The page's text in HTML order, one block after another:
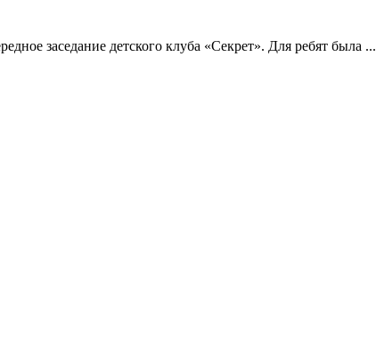
заседание детского клуба «Секрет». Для ребят была ...